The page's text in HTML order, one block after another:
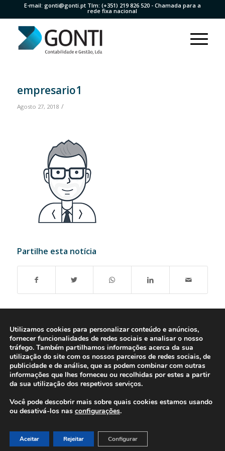
E-mail: gonti@gonti.ptTlm: (+351) 219 826 520- Chamada para a
rede fixa nacional
empresario1
Agosto 27, 2018 /
Partilhe esta notícia
Livro de Reclamações
Utilizamos cookies para personalizar conteúdo e anúncios,
fornecer funcionalidades de redes sociais e analisar o nosso
tráfego. Também partilhamos informações acerca da sua
utilização do site com os nossos parceiros de redes sociais, de
publicidade e de análise, que as podem combinar com outras
informações que lhes forneceu ou recolhidas por estes a partir
da sua utilização dos respetivos serviços.
Você pode descobrir mais sobre quais cookies estamos usando
ou desativá-los nas configurações.
Aceitar Rejeitar Configurar